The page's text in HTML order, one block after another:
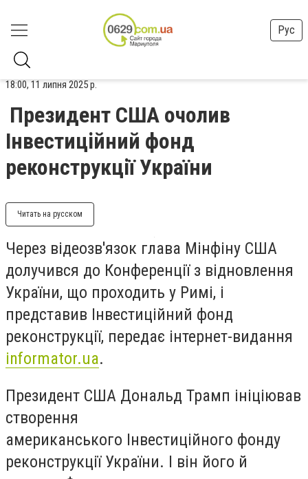
Рус
18:00, 11 липня 2025 р.
Президент США очолив
Інвестиційний фонд
реконструкції України
Читать на русском
Через відеозв'язок глава Мінфіну США
долучився до Конференції з відновлення
України, що проходить у Римі, і
представив Інвестиційний фонд
реконструкції, передає інтернет-видання
informator.ua.
Президент США Дональд Трамп ініціював
створення
американського Інвестиційного фонду
реконструкції України. І він його й